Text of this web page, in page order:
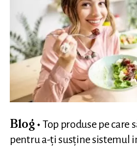
Blog
Top produse pe care
pentru a-ți susține sistemul